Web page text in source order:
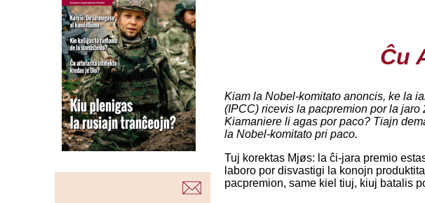
Ĉu
Kiam la Nobel-komitato anoncis, ke la
(IPCC) ricevis la pacpremion por la
Kiamaniere li agas por paco? Tiajn
la Nobel-komitato pri paco.
Tuj korektas Mjøs: la ĉi-jara premio
laboro por disvastigi la konojn
pacpremion, same kiel tiuj, kiuj batalis